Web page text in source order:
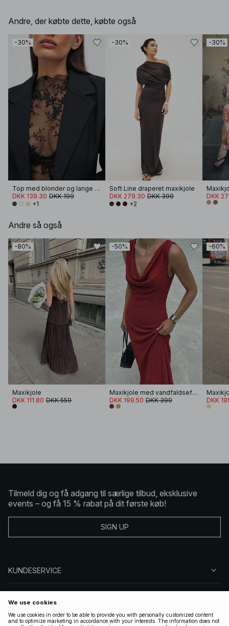
Andre, der købte dette, købte også
-30%
Top med blonder og lange ærmer
DKK 139.30 DKK 199
+1
-30%
Soft Line draperet maxikjole
DKK 279.30 DKK 399
+2
-30%
DKK
Andre så også
-80%
Maxikjole
DKK 111.80 DKK 559
-50%
Maxikjole med vandfaldseffekt foran
DKK 199.50 DKK 399
-60%
DKK
Tilmeld dig og få adgang til særlige tilbud, eksklusive
events – og få 15 % rabat på dit første køb!
SIGN UP
KUNDESERVICE
FØLG OS